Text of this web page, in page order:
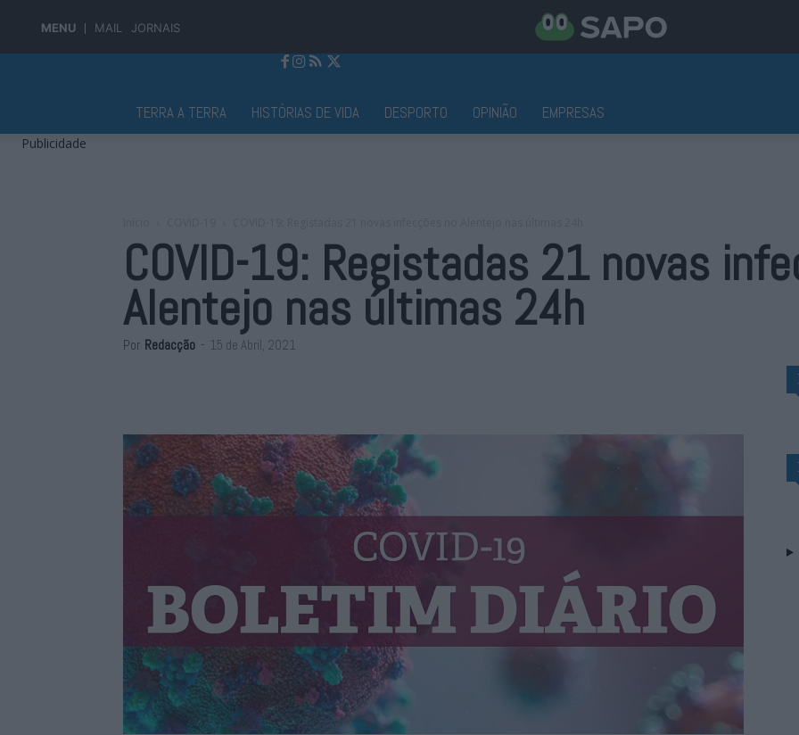
MENU MAIL JORNAIS
TERRA A TERRA HISTÓRIAS DE VIDA DESPORTO OPINIÃO EMPRESAS
Publicidade
COVID-19: Registadas 21 novas
Alentejo nas últimas 24h
Por Redacção - 15 de Abril, 2021